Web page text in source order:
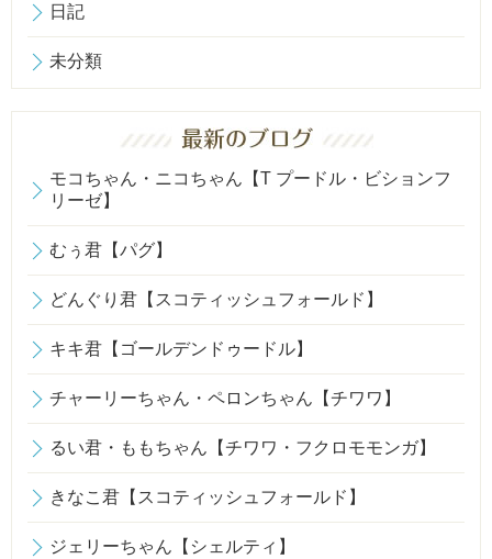
日記
未分類
モコちゃん・ニコちゃん【T プードル・ビションフ
リーゼ】
むぅ君【パグ】
どんぐり君【スコティッシュフォールド】
キキ君【ゴールデンドゥードル】
チャーリーちゃん・ペロンちゃん【チワワ】
るい君・ももちゃん【チワワ・フクロモモンガ】
きなこ君【スコティッシュフォールド】
ジェリーちゃん【シェルティ】